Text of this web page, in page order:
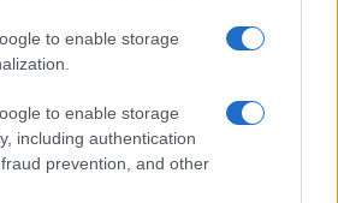
to enable storage
to enable storage
including authentication
prevention, and other
2026: Taviano, Bosco Marengo